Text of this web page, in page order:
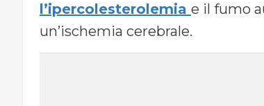
l’ipercolesterolemia e il fumo
un’ischemia cerebrale.